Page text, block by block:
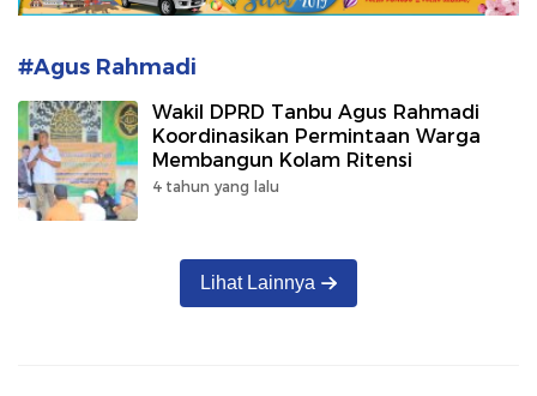
#Agus Rahmadi
Wakil DPRD Tanbu Agus Rahmadi
Koordinasikan Permintaan Warga
Membangun Kolam Ritensi
4 tahun yang lalu
Lihat Lainnya